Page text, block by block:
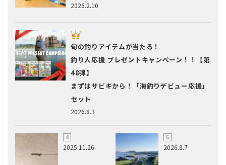
2026.2.10
2026.8.3
旬の釣りアイテムが当たる！
釣り人応援 プレゼントキャンペーン！！【第
48弾】
まずはサビキから！「海釣りデビュー応援」
セット
2025.11.26 2026.8.7